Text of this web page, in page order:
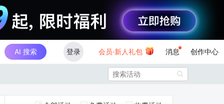
AI 搜索 登录 会员·新人礼包 消息 创作中心
